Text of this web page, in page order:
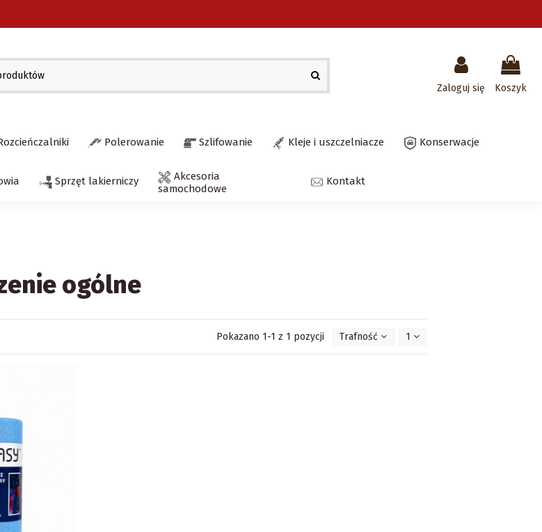
Zaloguj się Koszyk
Polerowanie Szlifowanie Kleje i uszczelniacze Konserwacje
Sprzęt lakierniczy
Akcesoria
samochodowe
Kontakt
ogólne
Pokazano 1-1 z 1 pozycji Trafność 1